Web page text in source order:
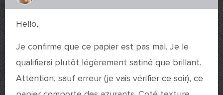
Hello,
Je confirme que ce papier est pas mal. Je le
qualifierai plutôt légèrement satiné que brillant.
Attention, sauf erreur (je vais vérifier ce soir), ce